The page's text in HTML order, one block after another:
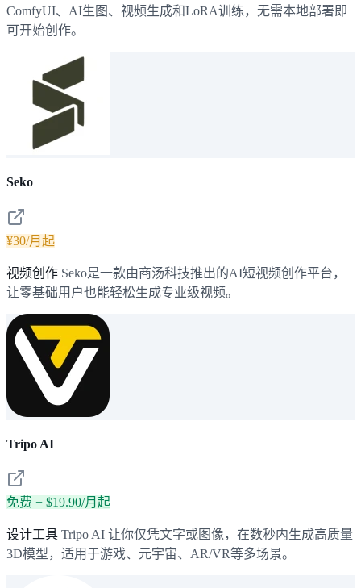
ComfyUI、AI生图、视频生成和LoRA训练，无需本地部署即
可开始创作。
Seko
¥30/月起
视频创作 Seko是一款由商汤科技推出的AI短视频创作平台，
让零基础用户也能轻松生成专业级视频。
Tripo AI
免费 + $19.90/月起
设计工具 Tripo AI 让你仅凭文字或图像，在数秒内生成高质量
3D模型，适用于游戏、元宇宙、AR/VR等多场景。